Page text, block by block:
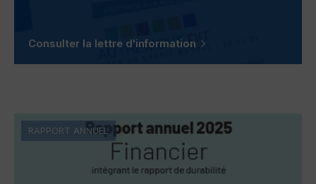
Consulter la lettre d'information
RAPPORT ANNUEL